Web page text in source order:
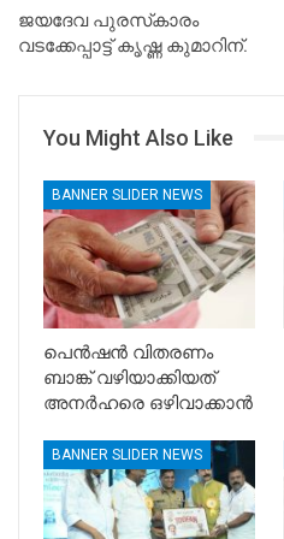
ജയദേവ പുരസ്‌കാരം
വടക്കേപ്പാട്ട് കൃഷ്ണ കുമാറിന്.
You Might Also Like
BANNER SLIDER NEWS
പെൻഷൻ വിതരണം
ബാങ്ക് വഴിയാക്കിയത്
അനർഹരെ ഒഴിവാക്കാൻ
BANNER SLIDER NEWS